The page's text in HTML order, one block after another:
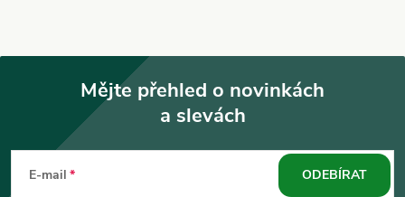
Mějte přehled o novinkách
a slevách
E-mail ODEBÍRAT